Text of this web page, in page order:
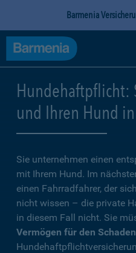
Barmenia
Hundehaftpflicht:
und Ihren Hund
Sie unternehmen einen
mit Ihrem Hund. Im
einen Fahrradfahrer, der
nicht wissen – die private
in diesem Fall nicht. Sie
Vermögen für den